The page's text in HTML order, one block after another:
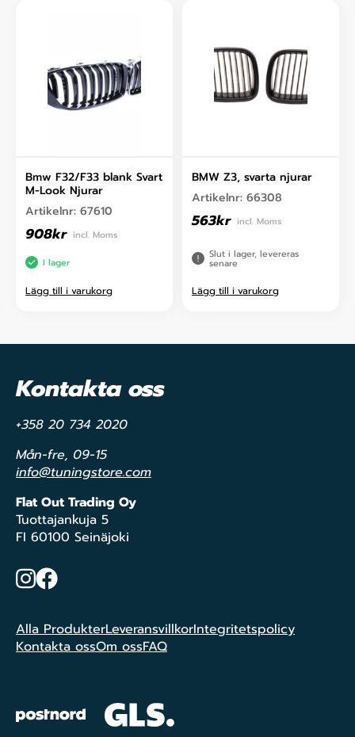
Bmw F32/F33 blank Svart
M-Look Njurar
Artikelnr: 67610
908kr incl. Moms
I lager
Lägg till i varukorg
BMW Z3, svarta njurar
Artikelnr: 66308
563kr incl. Moms
Slut i lager, levereras
senare
Lägg till i varukorg
Kontakta oss
+358 20 734 2020
Mån-fre, 09-15
info@tuningstore.com
Flat Out Trading Oy
Tuottajankuja 5
FI 60100 Seinäjoki
Instagram
Facebook
Alla ProdukterLeveransvillkorIntegritetspolicy
Kontakta ossOm ossFAQ